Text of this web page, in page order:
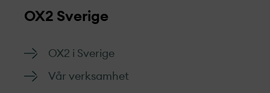
OX2 Sverige
OX2 i Sverige
Vår verksamhet